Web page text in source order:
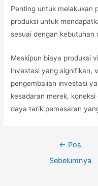
Penting untuk melakukan
produksi untuk
sesuai dengan kebutuhan
Meskipun biaya produksi
investasi yang signifikan,
pengembalian investasi
kesadaran merek,
daya tarik pemasaran
← Pos
Sebelumnya